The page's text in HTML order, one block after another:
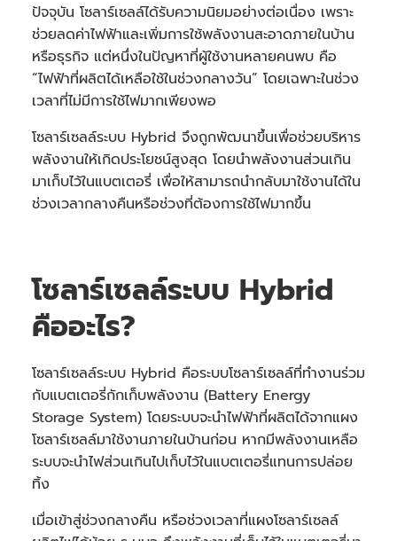
ปัจจุบัน โซลาร์เซลล์ได้รับความนิยมอย่างต่อเนื่อง เพราะ
ช่วยลดค่าไฟฟ้าและเพิ่มการใช้พลังงานสะอาดภายในบ้าน
หรือธุรกิจ แต่หนึ่งในปัญหาที่ผู้ใช้งานหลายคนพบ คือ
“ไฟฟ้าที่ผลิตได้เหลือใช้ในช่วงกลางวัน” โดยเฉพาะในช่วง
เวลาที่ไม่มีการใช้ไฟมากเพียงพอ
โซลาร์เซลล์ระบบ Hybrid จึงถูกพัฒนาขึ้นเพื่อช่วยบริหาร
พลังงานให้เกิดประโยชน์สูงสุด โดยนำพลังงานส่วนเกิน
มาเก็บไว้ในแบตเตอรี่ เพื่อให้สามารถนำกลับมาใช้งานได้ใน
ช่วงเวลากลางคืนหรือช่วงที่ต้องการใช้ไฟมากขึ้น
โซลาร์เซลล์ระบบ Hybrid
คืออะไร?
โซลาร์เซลล์ระบบ Hybrid คือระบบโซลาร์เซลล์ที่ทำงานร่วม
กับแบตเตอรี่กักเก็บพลังงาน (Battery Energy
Storage System) โดยระบบจะนำไฟฟ้าที่ผลิตได้จากแผง
โซลาร์เซลล์มาใช้งานภายในบ้านก่อน หากมีพลังงานเหลือ
ระบบจะนำไฟส่วนเกินไปเก็บไว้ในแบตเตอรี่แทนการปล่อย
ทิ้ง
เมื่อเข้าสู่ช่วงกลางคืน หรือช่วงเวลาที่แผงโซลาร์เซลล์